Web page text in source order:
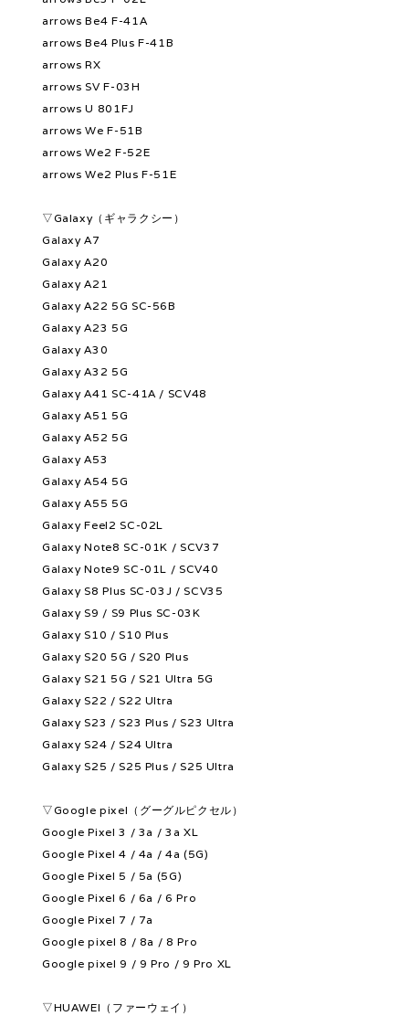
arrows Be4 F-41A
arrows Be4 Plus F-41B
arrows RX
arrows SV F-03H
arrows U 801FJ
arrows We F-51B
arrows We2 F-52E
arrows We2 Plus F-51E
▽Galaxy（ギャラクシー）
Galaxy A7
Galaxy A20
Galaxy A21
Galaxy A22 5G SC-56B
Galaxy A23 5G
Galaxy A30
Galaxy A32 5G
Galaxy A41 SC-41A / SCV48
Galaxy A51 5G
Galaxy A52 5G
Galaxy A53
Galaxy A54 5G
Galaxy A55 5G
Galaxy Feel2 SC-02L
Galaxy Note8 SC-01K / SCV37
Galaxy Note9 SC-01L / SCV40
Galaxy S8 Plus SC-03J / SCV35
Galaxy S9 / S9 Plus SC-03K
Galaxy S10 / S10 Plus
Galaxy S20 5G / S20 Plus
Galaxy S21 5G / S21 Ultra 5G
Galaxy S22 / S22 Ultra
Galaxy S23 / S23 Plus / S23 Ultra
Galaxy S24 / S24 Ultra
Galaxy S25 / S25 Plus / S25 Ultra
▽Google pixel（グーグルピクセル）
Google Pixel 3 / 3a / 3a XL
Google Pixel 4 / 4a / 4a (5G)
Google Pixel 5 / 5a (5G)
Google Pixel 6 / 6a / 6 Pro
Google Pixel 7 / 7a
Google pixel 8 / 8a / 8 Pro
Google pixel 9 / 9 Pro / 9 Pro XL
▽HUAWEI（ファーウェイ）